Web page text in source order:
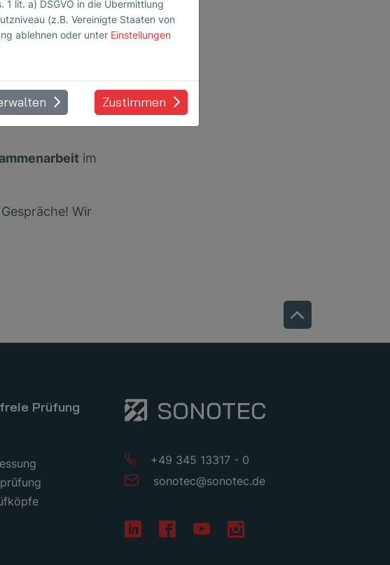
heißen. In den
zum
wir gemeinsam
im
Wir
Prüfung
+49 345 13317 - 0
sonotec@sonotec.de
lit. a) DSGVO in die Übermittlung
(z.B. Vereinigte Staaten von
ablehnen oder unter Einstellungen
Zustimmen